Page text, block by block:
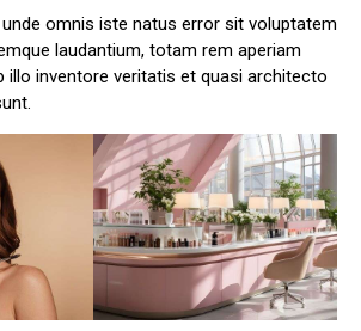
omnis iste natus error sit voluptatem
laudantium, totam rem aperiam
illo inventore veritatis et quasi architecto